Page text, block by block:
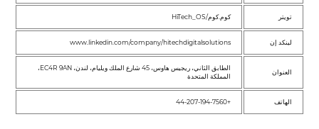
تويتر كوم.كوم/HiTech_OS
لينكد إن www.linkedin.com/company/hitechdigitalsolutions
العنوان
الطابق الثاني، ريجيس هاوس، 45 شارع الملك ويليام، لندن، EC4R 9AN،
المملكة المتحدة
الهاتف +44-207-194-7560